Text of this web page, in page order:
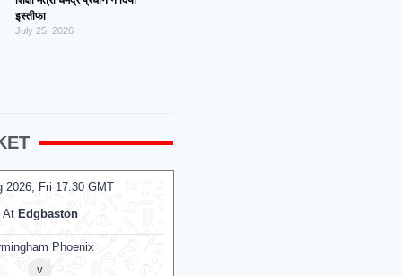
इस्तीफा
July 25, 2026
2026, Fri 14:00 GMT
Stadium
Colombo Kaps
v